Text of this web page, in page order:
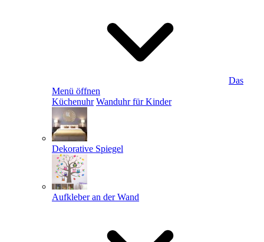
Das
Menü öffnen
Küchenuhr Wanduhr für Kinder
Dekorative Spiegel
Aufkleber an der Wand